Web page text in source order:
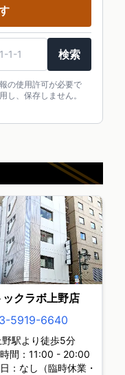
検索
の使用許可が必要で
し、保存しません。
ックラボ上野店
5919-6640
野駅より徒歩5分
間：11:00 - 20:00
：なし（臨時休業・